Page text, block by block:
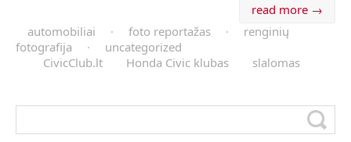
read more →
automobiliai
· foto reportažas ·
renginių
fotografija
·
uncategorized
CivicClub.lt
Honda Civic klubas slalomas